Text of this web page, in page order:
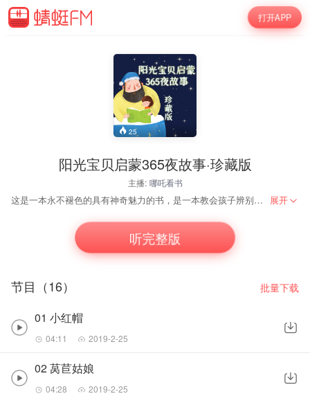
打开APP
25
阳光宝贝启蒙365夜故事·珍藏版
主播: 哪吒看书
这是一本永不褪色的具有神奇魅力的书，是一本教会孩子辨别真善美丑的书，美丽的公主、勇敢的王子、邪恶的女巫、善良的仙女、聪明的兔子、狡猾的狐狸……各种鲜明的形象跃然纸上，让你的孩子在欣赏童话王国的美妙风光的同时培养正确的人生观。 这是一本温馨的亲情书，本书对促进父母与孩子的交流具有意想不到的作用，让孩子在聆听父母讲故事的同时加深他对亲情的感悟。 展开
听完整版
节目（16） 批量下载
01 小红帽
04:11 2019-2-25
02 莴苣姑娘
04:28 2019-2-25